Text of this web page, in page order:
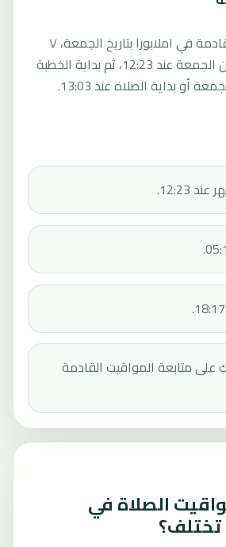
موعد صلاة الجمعة القادمة في املابورا بتاريخ الجمعة، ٧
أغسطس ٢٠٢٦ يبدأ بأذان الجمعة عند 12:23، ثم بداية الخطبة
12:23.
على متابعة المواقيت القادمة
الصلاة في
تختلف؟